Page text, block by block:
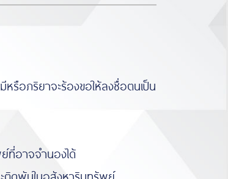
อภริยาจะร้องขอให้ลงชื่อตนเป็น
ที่อาจจำนองได้